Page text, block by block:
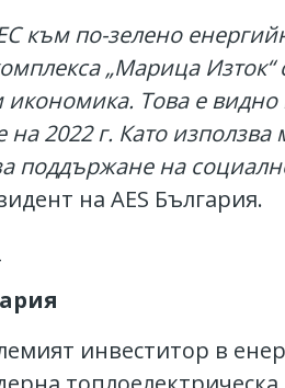
към по-зелено
„Марица
икономика. Това е
на 2022 г. Като
поддържане на
на AES България.
инвеститор в